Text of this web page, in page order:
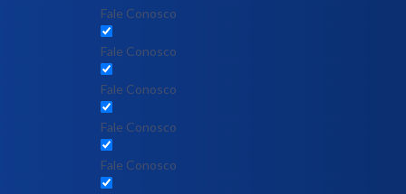
Fale Conosco
Fale Conosco
Fale Conosco
Fale Conosco
Fale Conosco